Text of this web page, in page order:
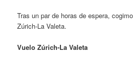
Tras un par de horas de espera,
Zúrich-La Valeta.
Vuelo Zúrich-La Valeta